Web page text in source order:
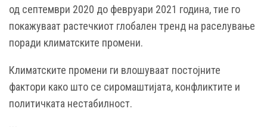
од септември 2020 до февруари 2021 година, тие го
покажуваат растечкиот глобален тренд на раселување
поради климатските промени.
Климатските промени ги влошуваат постојните
фактори како што се сиромаштијата, конфликтите и
политичката нестабилност.